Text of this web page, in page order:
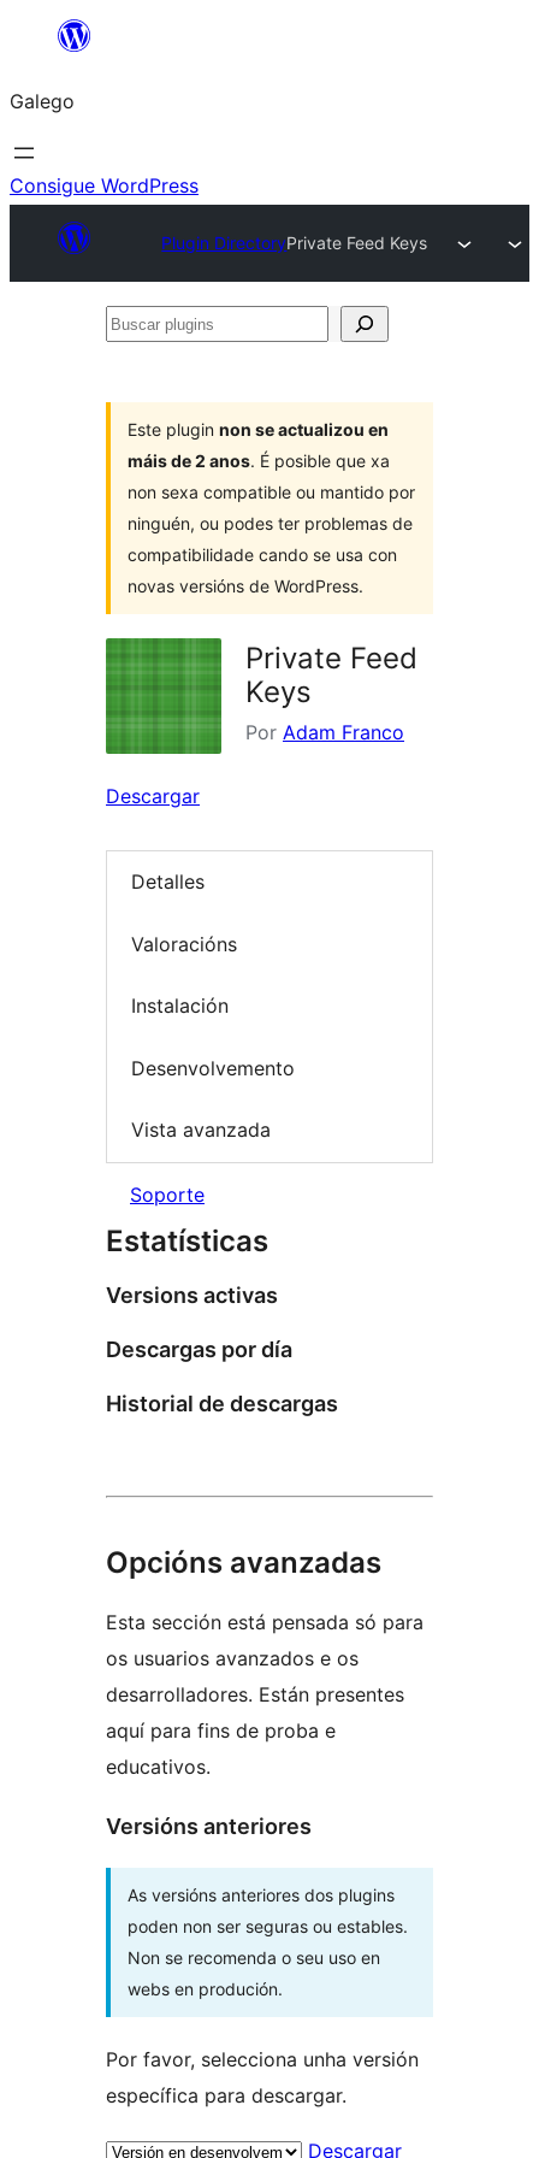
Saltar
contido
Galego
Consigue WordPress
Plugin DirectoryPrivate Feed Keys
Buscar
Este plugin non se actualizou en
máis de 2 anos. É posible que xa
non sexa compatible ou mantido por
ninguén, ou podes ter problemas de
compatibilidade cando se usa con
novas versións de WordPress.
Private Feed
Keys
Por Adam Franco
Descargar
Detalles
Valoracións
Instalación
Desenvolvemento
Vista avanzada
Soporte
Estatísticas
Versions activas
Descargas por día
Historial de descargas
Opcións avanzadas
Esta sección está pensada só para
os usuarios avanzados e os
desarrolladores. Están presentes
aquí para fins de proba e
educativos.
Versións anteriores
As versións anteriores dos plugins
poden non ser seguras ou estables.
Non se recomenda o seu uso en
webs en produción.
Por favor, selecciona unha versión
específica para descargar.
Descargar